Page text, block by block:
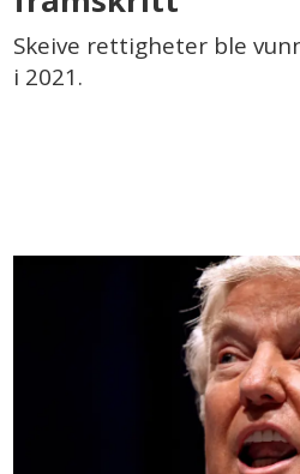
Skeive rettigheter ble
i 2021.